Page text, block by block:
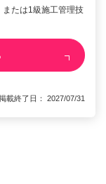
または1級施工管理技
終了日： 2027/07/31